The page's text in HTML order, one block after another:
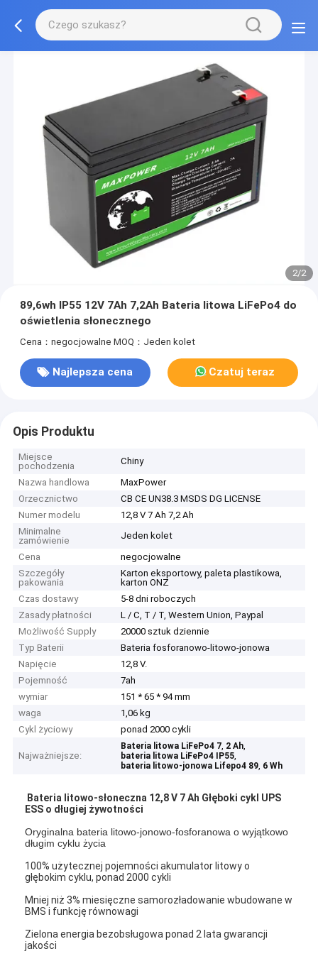
2/2
89,6wh IP55 12V 7Ah 7,2Ah Bateria litowa LiFePo4 do
oświetlenia słonecznego
Cena：negocjowalne MOQ：Jeden kolet
Najlepsza cena Czatuj teraz
Opis Produktu
Miejsce
pochodzenia
Chiny
Nazwa handlowa
MaxPower
Orzecznictwo
CB CE UN38.3 MSDS DG LICENSE
Numer modelu
12,8 V 7 Ah 7,2 Ah
Minimalne
zamówienie
Jeden kolet
Cena
negocjowalne
Szczegóły
pakowania
Karton eksportowy, paleta plastikowa,
karton ONZ
Czas dostawy
5-8 dni roboczych
Zasady płatności
L / C, T / T, Western Union, Paypal
Możliwość Supply
20000 sztuk dziennie
Typ Baterii
Bateria fosforanowo-litowo-jonowa
Napięcie
12,8 V.
Pojemność
7ah
wymiar
151 * 65 * 94 mm
waga
1,06 kg
Cykl życiowy
ponad 2000 cykli
Najważniejsze:
Bateria litowa LiFePo4 7, 2 Ah,
bateria litowa LiFePo4 IP55,
bateria litowo-jonowa Lifepo4 89, 6 Wh
Bateria litowo-słoneczna 12,8 V 7 Ah Głęboki cykl UPS
ESS o długiej żywotności
Oryginalna bateria litowo-jonowo-fosforanowa o wyjątkowo
długim cyklu życia
100% użytecznej pojemności akumulator litowy o
głębokim cyklu, ponad 2000 cykli
Mniej niż 3% miesięczne samorozładowanie wbudowane w
BMS i funkcję równowagi
Zielona energia bezobsługowa ponad 2 lata gwarancji
jakości